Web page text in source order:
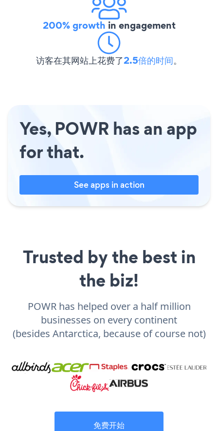
200% growth in engagement
访客在其网站上花费了2.5倍的时间。
Yes, POWR has an app
for that.
See apps in action
Trusted by the best in
the biz!
POWR has helped over a half million
businesses on every continent
(besides Antarctica, because of course not)
免费开始